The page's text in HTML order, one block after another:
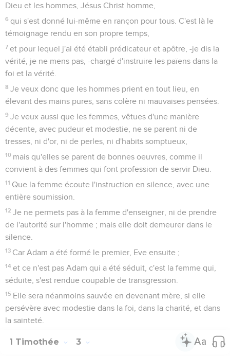
Dieu et les hommes, Jésus Christ homme,
6 qui s'est donné lui-même en rançon pour tous. C'est là le
témoignage rendu en son propre temps,
7 et pour lequel j'ai été établi prédicateur et apôtre, -je dis la
vérité, je ne mens pas, -chargé d'instruire les païens dans la
foi et la vérité.
8 Je veux donc que les hommes prient en tout lieu, en
élevant des mains pures, sans colère ni mauvaises pensées.
9 Je veux aussi que les femmes, vêtues d'une manière
décente, avec pudeur et modestie, ne se parent ni de
tresses, ni d'or, ni de perles, ni d'habits somptueux,
10 mais qu'elles se parent de bonnes oeuvres, comme il
convient à des femmes qui font profession de servir Dieu.
11 Que la femme écoute l'instruction en silence, avec une
entière soumission.
12 Je ne permets pas à la femme d'enseigner, ni de prendre
de l'autorité sur l'homme ; mais elle doit demeurer dans le
silence.
13 Car Adam a été formé le premier, Eve ensuite ;
14 et ce n'est pas Adam qui a été séduit, c'est la femme qui,
séduite, s'est rendue coupable de transgression.
15 Elle sera néanmoins sauvée en devenant mère, si elle
persévère avec modestie dans la foi, dans la charité, et dans
la sainteté.
1 Timothée 3